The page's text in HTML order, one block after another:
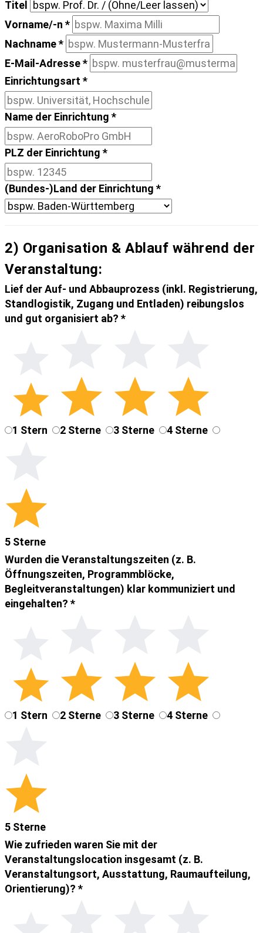
Titel
Vorname/-n *
Nachname*
E-Mail-Adresse*
Einrichtungsart *
Name der Einrichtung *
PLZ der Einrichtung *
(Bundes-)Land der Einrichtung *
2) Organisation & Ablauf während der
Veranstaltung:
Lief der Auf- und Abbauprozess (inkl. Registrierung,
Standlogistik, Zugang und Entladen) reibungslos
und gut organisiert ab? *
1 Stern 2 Sterne 3 Sterne 4 Sterne
5 Sterne
Wurden die Veranstaltungszeiten (z. B.
Öffnungszeiten, Programmblöcke,
Begleitveranstaltungen) klar kommuniziert und
eingehalten? *
1 Stern 2 Sterne 3 Sterne 4 Sterne
5 Sterne
Wie zufrieden waren Sie mit der
Veranstaltungslocation insgesamt (z. B.
Veranstaltungsort, Ausstattung, Raumaufteilung,
Orientierung)? *